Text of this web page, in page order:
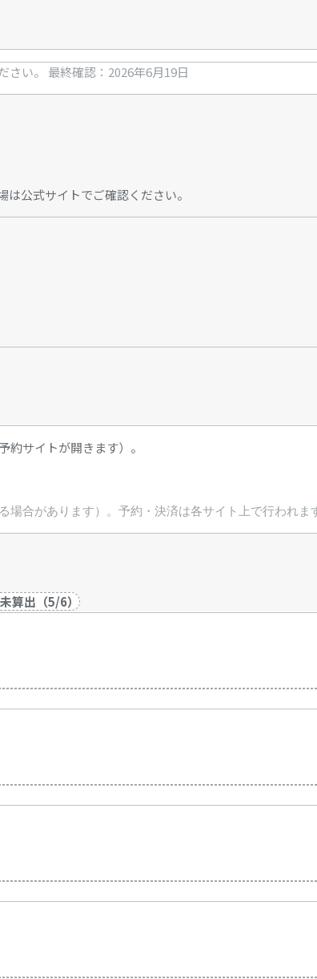
い。 最終確認：2026年6月19日
公式サイトでご確認ください。
サイトが開きます）。
合があります）。予約・決済は各サイト上で行われま
算出 （5/6）